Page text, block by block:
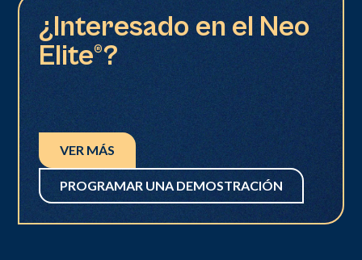
¿Interesado en el Neo
Elite®?
VER MÁS
PROGRAMAR UNA DEMOSTRACIÓN